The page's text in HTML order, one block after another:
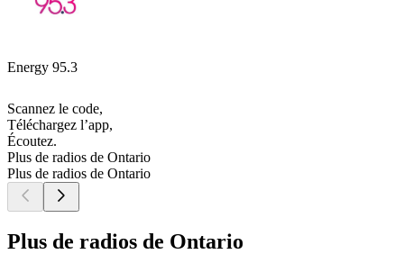
Energy 95.3
Scannez le code,
Téléchargez l’app,
Écoutez.
Plus de radios de Ontario
Plus de radios de Ontario
Plus de radios de Ontario